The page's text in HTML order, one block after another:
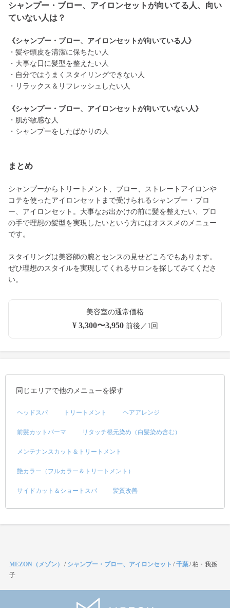
シャンプー・ブロー、アイロンセットが向いてる人、向い
ていない人は？
《シャンプー・ブロー、アイロンセットが向いている人》
・髪や頭皮を清潔に保ちたい人
・大事な日に髪型を整えたい人
・自分ではうまくスタイリングできない人
・リラックス＆リフレッシュしたい人
《シャンプー・ブロー、アイロンセットが向いていない人》
・肌が敏感な人
・シャンプーをしたばかりの人
まとめ
シャンプーからトリートメント、ブロー、ストレートアイロンや
コテを使ったアイロンセットまで受けられるシャンプー・ブロ
ー、アイロンセット。大事なお出かけの前に髪を整えたい、プロ
の手で理想の髪型を実現したいという方にはオススメのメニュー
です。
スタイリングは美容師の腕とセンスの見せどころでもあります。
ぜひ理想のスタイルを実現してくれるサロンを探してみてくださ
い。
美容室の通常価格
¥ 3,300〜3,950前後／1回
同じエリアで他のメニューを探す
ヘッドスパ トリートメント ヘアアレンジ
前髪カットパーマ リタッチ根元染め（白髪染め含む）
メンテナンスカット＆トリートメント
艶カラー（フルカラー＆トリートメント）
サイドカット＆ショートスパ 髪質改善
MEZON（メゾン） / シャンプー・ブロー、アイロンセット /千葉/柏・我孫
子